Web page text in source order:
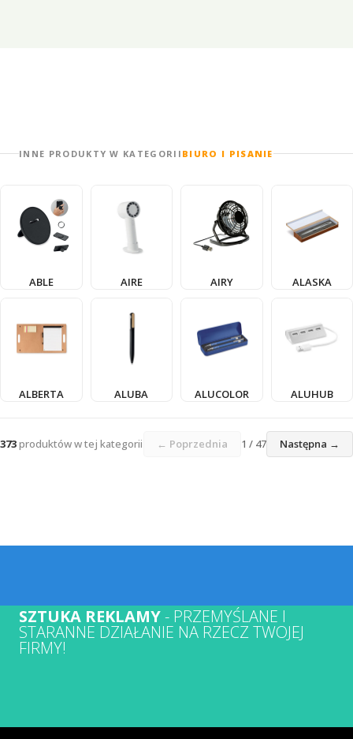
INNE PRODUKTY W KATEGORII BIURO I PISANIE
ABLE AIRE AIRY ALASKA
ALBERTA ALUBA ALUCOLOR ALUHUB
373produktów w tej kategorii ← Poprzednia 1 / 47 Następna →
SZTUKA REKLAMY- PRZEMYŚLANE I
STARANNE DZIAŁANIE NA RZECZ TWOJEJ
FIRMY!